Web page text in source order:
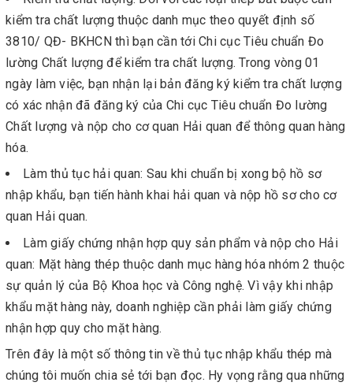
kiểm tra chất lượng thuộc danh mục theo quyết định số
3810/ QĐ- BKHCN thì bạn cần tới Chi cục Tiêu chuẩn Đo
lường Chất lượng để kiểm tra chất lượng. Trong vòng 01
ngày làm việc, bạn nhận lại bản đăng ký kiểm tra chất lượng
có xác nhận đã đăng ký của Chi cục Tiêu chuẩn Đo lường
Chất lượng và nộp cho cơ quan Hải quan để thông quan hàng
hóa.
Làm thủ tục hải quan: Sau khi chuẩn bị xong bộ hồ sơ
nhập khẩu, bạn tiến hành khai hải quan và nộp hồ sơ cho cơ
quan Hải quan.
Làm giấy chứng nhận hợp quy sản phẩm và nộp cho Hải
quan: Mặt hàng thép thuộc danh mục hàng hóa nhóm 2 thuộc
sự quản lý của Bộ Khoa học và Công nghệ. Vì vậy khi nhập
khẩu mặt hàng này, doanh nghiệp cần phải làm giấy chứng
nhận hợp quy cho mặt hàng.
Trên đây là một số thông tin về thủ tục nhập khẩu thép mà
chúng tôi muốn chia sẻ tới bạn đọc. Hy vọng rằng qua những